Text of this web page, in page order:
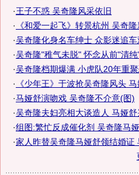
·王子不惑 吴奇隆风采依旧
· 《和爱一起飞》转景杭州 吴奇
·吴奇隆化身名车绅士 众影迷追车
·吴奇隆"稚气未脱" 怀念从前"清
·吴奇隆档期爆满 小虎队20年重
· 《少年王》于波抢吴奇隆风头
·马娅舒演吻戏 吴奇隆不介意(图)
·吴奇隆夫妇亮相大谈造人 马娅舒
·组图:繁忙反成催化剂 吴奇隆马
·家人昨替吴奇隆马娅舒领结婚证